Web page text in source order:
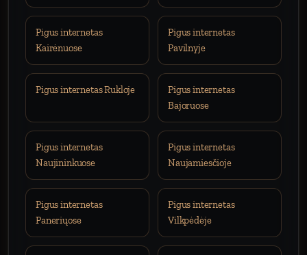
Pigus internetas
Kairėnuose
Pigus internetas
Pavilnyje
Pigus internetas Rukloje
Pigus internetas
Bajoruose
Pigus internetas
Naujininkuose
Pigus internetas
Naujamiesčioje
Pigus internetas
Paneriųose
Pigus internetas
Vilkpėdėje